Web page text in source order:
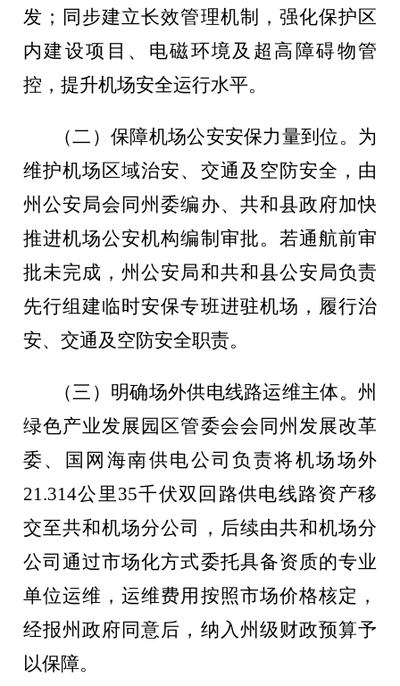
发；同步建立长效管理机制，强化保护区
内建设项目、电磁环境及超高障碍物管
控，提升机场安全运行水平。
（二）保障机场公安安保力量到位。 为
维护机场区域治安、交通及空防安全，由
州公安局会同州委编办、共和县政府加快
推进机场公安机构编制审批。若通航前审
批未完成，州公安局和共和县公安局负责
先行组建临时安保专班进驻机场，履行治
安、交通及空防安全职责。
（三）明确场外供电线路运维主体。 州
绿色产业发展园区管委会会同州发展改革
委、国网海南供电公司负责将机场场外
21.314公里35千伏双回路供电线路资产移
交至共和机场分公司，后续由共和机场分
公司通过市场化方式委托具备资质的专业
单位运维，运维费用按照市场价格核定，
经报州政府同意后，纳入州级财政预算予
以保障。